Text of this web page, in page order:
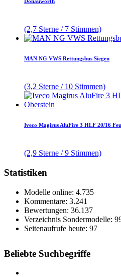
(2,7 Sterne / 7 Stimmen)
MAN NG VWS Rettungsbus Siegen
(3,2 Sterne / 10 Stimmen)
Iveco Magirus AluFire 3 HLF 20/16
(2,9 Sterne / 9 Stimmen)
Statistiken
Modelle online: 4.735
Kommentare: 3.241
Bewertungen: 36.137
Verzeichnis Sondermodelle:
Seitenaufrufe heute: 97
Beliebte Suchbegriffe